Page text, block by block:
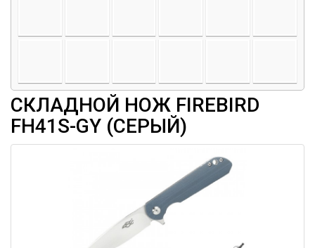
СКЛАДНОЙ НОЖ FIREBIRD
FH41S-GY (СЕРЫЙ)